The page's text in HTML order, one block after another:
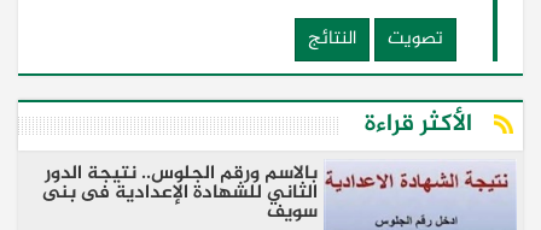
تصويت
النتائج
الأكثر قراءة
بالاسم ورقم الجلوس.. نتيجة الدور
الثاني للشهادة الإعدادية فى بنى
سويف